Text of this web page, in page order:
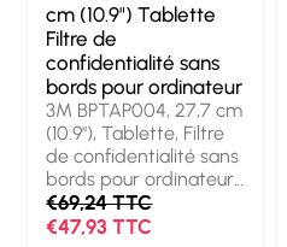
cm (10.9") Tablette
Filtre de
confidentialité sans
bords pour ordinateur
3M BPTAP004, 27,7 cm
(10.9"), Tablette, Filtre
de confidentialité sans
bords pour ordinateur,
Anti-reflet
€69,24 TTC
€47,93 TTC